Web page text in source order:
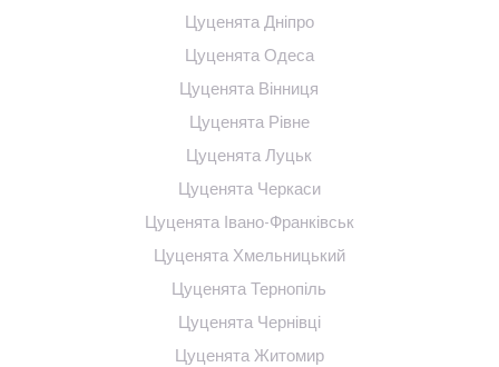
Цуценята Дніпро
Цуценята Одеса
Цуценята Вінниця
Цуценята Рівне
Цуценята Луцьк
Цуценята Черкаси
Цуценята Івано-Франківськ
Цуценята Хмельницький
Цуценята Тернопіль
Цуценята Чернівці
Цуценята Житомир